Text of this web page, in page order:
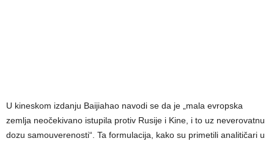
U kineskom izdanju Baijiahao navodi se da je „mala evropska
zemlja neočekivano istupila protiv Rusije i Kine, i to uz neverovatnu
dozu samouverenosti“. Ta formulacija, kako su primetili analitičari u